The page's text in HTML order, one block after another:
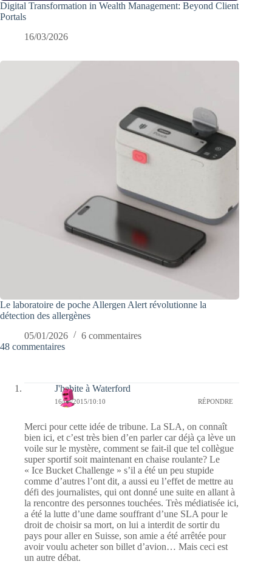
Digital Transformation in Wealth Management: Beyond Client
Portals
16/03/2026
Le laboratoire de poche Allergen Alert révolutionne la
détection des allergènes
05/01/2026
6 commentaires
48 commentaires
J'habite à Waterford
16/08/2015/10:10 RÉPONDRE
Merci pour cette idée de tribune. La SLA, on connaît
bien ici, et c’est très bien d’en parler car déjà ça lève un
voile sur le mystère, comment se fait-il que tel collègue
super sportif soit maintenant en chaise roulante? Le
« Ice Bucket Challenge » s’il a été un peu stupide
comme d’autres l’ont dit, a aussi eu l’effet de mettre au
défi des journalistes, qui ont donné une suite en allant à
la rencontre des personnes touchées. Très médiatisée ici,
a été la lutte d’une dame souffrant d’une SLA pour le
droit de choisir sa mort, on lui a interdit de sortir du
pays pour aller en Suisse, son amie a été arrêtée pour
avoir voulu acheter son billet d’avion… Mais ceci est
un autre débat.